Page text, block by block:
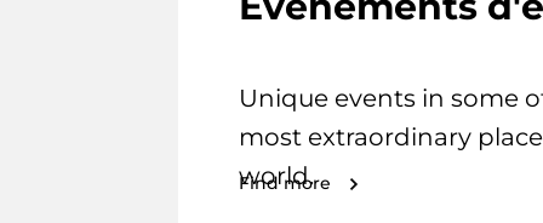
Unique events in some
most extraordinary
world.
Find more